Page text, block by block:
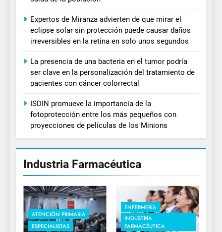
Expertos de Miranza advierten de que mirar el
eclipse solar sin protección puede causar daños
irreversibles en la retina en solo unos segundos
La presencia de una bacteria en el tumor podría
ser clave en la personalización del tratamiento de
pacientes con cáncer colorrectal
ISDIN promueve la importancia de la
fotoprotección entre los más pequeños con
proyecciones de películas de los Minions
Industria Farmacéutica
ATENCIÓN PRIMARIA
ESPECIALISTAS
ENFERMERÍA
INDUSTRIA
FARMACÉUTICA